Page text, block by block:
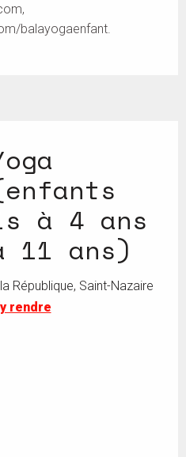
,
balayogaenfant.
à 4 ans
11 ans)
République, Saint-Nazaire
rendre